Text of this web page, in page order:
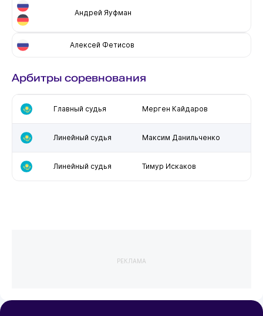
Андрей Яуфман
Алексей Фетисов
Арбитры соревнования
Главный судья Мерген Кайдаров
Линейный судья Максим Данильченко
Линейный судья Тимур Искаков
РЕКЛАМА